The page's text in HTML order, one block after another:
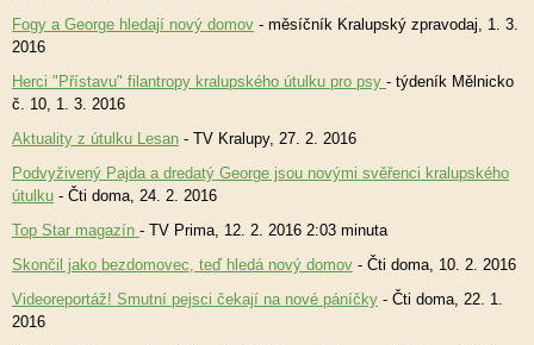
Fogy a George hledají nový domov - měsíčník Kralupský zpravodaj, 1. 3.
2016
Herci "Přístavu" filantropy kralupského útulku pro psy - týdeník Mělnicko
č. 10, 1. 3. 2016
Aktuality z útulku Lesan - TV Kralupy, 27. 2. 2016
Podvyživený Pajda a dredatý George jsou novými svěřenci kralupského
útulku - Čti doma, 24. 2. 2016
Top Star magazín - TV Prima, 12. 2. 2016 2:03 minuta
Skončil jako bezdomovec, teď hledá nový domov - Čti doma, 10. 2. 2016
Videoreportáž! Smutní pejsci čekají na nové páníčky - Čti doma, 22. 1.
2016